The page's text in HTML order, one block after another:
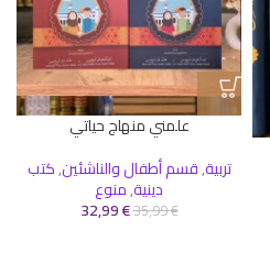
علمني منهاج حياتي
تربية,قسم أطفال والناشئين,كتب
دينية,منوع
35,99€
32,99€